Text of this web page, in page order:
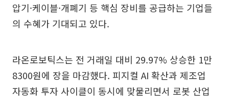
압기·케이블·개폐기 등 핵심 장비를 공급하는 기업들
의 수혜가 기대되고 있다.
라온로보틱스는 전 거래일 대비 29.97% 상승한 1만
8300원에 장을 마감했다. 피지컬 AI 확산과 제조업
자동화 투자 사이클이 동시에 맞물리면서 로봇 산업